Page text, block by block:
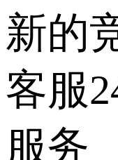
新的
客服
服务